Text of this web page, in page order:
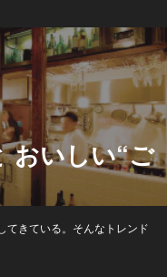
おいしい“ご
てきている。そんなトレンド